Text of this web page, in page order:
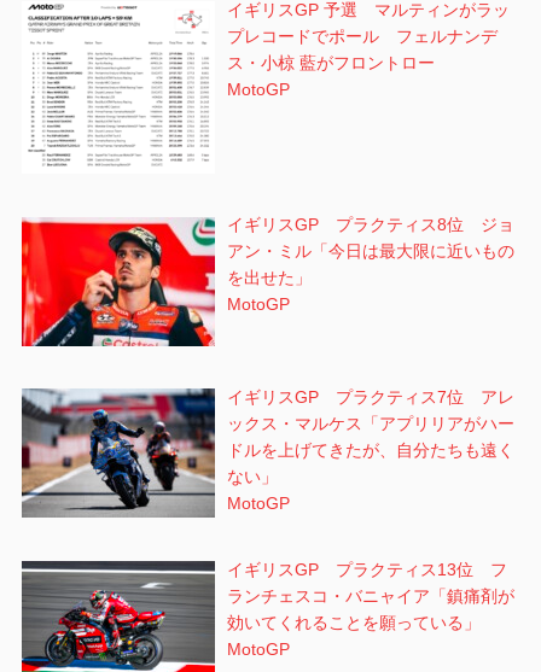
イギリスGP 予選 マルティンがラッ
プレコードでポール フェルナンデ
ス・小椋 藍がフロントロー
MotoGP
イギリスGP プラクティス8位 ジョ
アン・ミル「今日は最大限に近いもの
を出せた」
MotoGP
イギリスGP プラクティス7位 アレ
ックス・マルケス「アプリリアがハー
ドルを上げてきたが、自分たちも遠く
ない」
MotoGP
イギリスGP プラクティス13位 フ
ランチェスコ・バニャイア「鎮痛剤が
効いてくれることを願っている」
MotoGP